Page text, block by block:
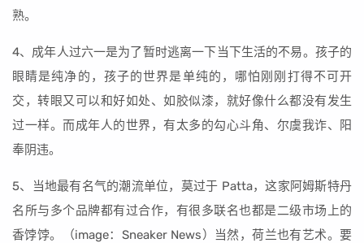
熟。
4、成年人过六一是为了暂时逃离一下当下生活的不易。孩子的
眼睛是纯净的，孩子的世界是单纯的，哪怕刚刚打得不可开
交，转眼又可以和好如处、如胶似漆，就好像什么都没有发生
过一样。而成年人的世界，有太多的勾心斗角、尔虞我诈、阳
奉阴违。
5、当地最有名气的潮流单位，莫过于 Patta，这家阿姆斯特丹
名所与多个品牌都有过合作，有很多联名也都是二级市场上的
香饽饽。（image：Sneaker News）当然，荷兰也有艺术。要